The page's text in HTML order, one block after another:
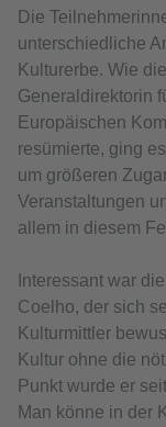
Die
unterschiedliche
Kulturerbe. Wie
Generaldirektorin
Europäischen
resümierte, ging
um größeren
Veranstaltungen
allem in diesem
Interessant war
Coelho, der sich
Kulturmittler
Kultur ohne die
Punkt wurde er
Man könne in der